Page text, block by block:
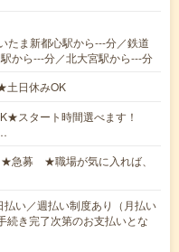
たま新都心駅から---分／鉄道
から---分／北大宮駅から---分
日休みOK
スタート時間選べます！
急募 ★職場が気に入れば、
い／週払い制度あり（月払い
続き完了次第のお支払いとな